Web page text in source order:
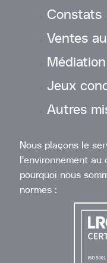
Constats
Ventes
Médiation
Jeux
Autres
Nous plaçons le
l'environnement
pourquoi nous
normes :